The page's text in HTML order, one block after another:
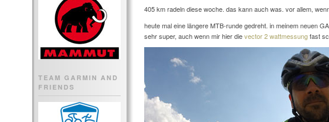
TEAM GARMIN AND
FRIENDS
405 km radeln diese woche. das kann auch was. vor allem,
heute mal eine längere MTB-runde gedreht. in meinem neuen
sehr super, auch wenn mir hier dievector 2 wattmessungfast